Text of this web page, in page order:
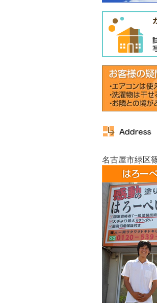
名古屋市緑区